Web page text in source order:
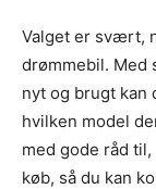
Valget er svært,
drømmebil. Med
nyt og brugt
hvilken model
med gode råd
køb, så du kan